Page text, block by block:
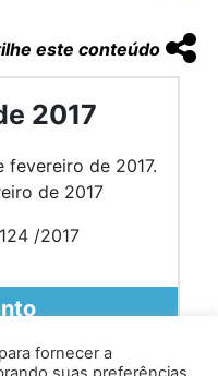
este conteúdo
2017
fevereiro de 2017.
de 2017
/2017
fornecer a